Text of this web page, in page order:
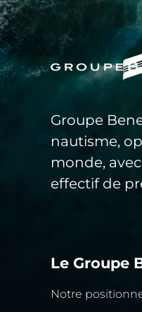
Groupe
nautisme,
monde,
effectif de
Le Groupe
Notre